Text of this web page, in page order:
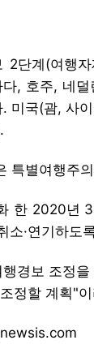
2단계(여행
, 호주, 네
미국(괌, 사
특별여행주
한 2020년
소·연기하도
경보 조정
정할 계획"